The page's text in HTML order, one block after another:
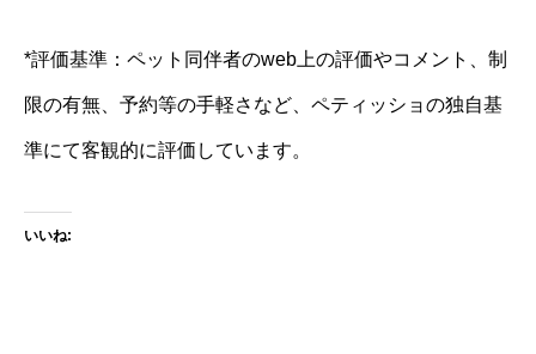
*評価基準：ペット同伴者のweb上の評価やコメント、制
限の有無、予約等の手軽さなど、ペティッショの独自基
準にて客観的に評価しています。
いいね: